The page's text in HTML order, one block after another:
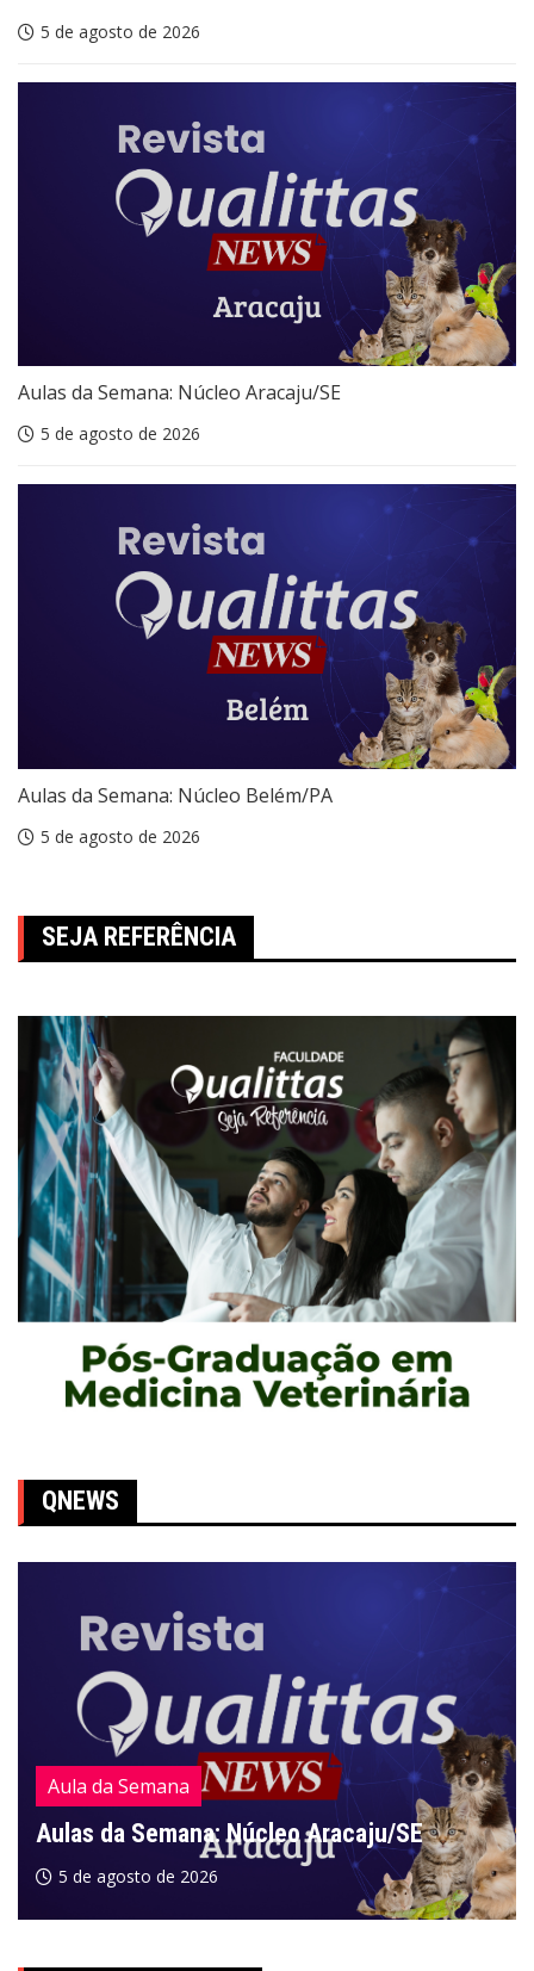
5 de agosto de 2026
Aulas da Semana: Núcleo Aracaju/SE
5 de agosto de 2026
Aulas da Semana: Núcleo Belém/PA
5 de agosto de 2026
SEJA REFERÊNCIA
QNEWS
Aula da Semana
Aulas da Semana: Núcleo Aracaju/SE
5 de agosto de 2026